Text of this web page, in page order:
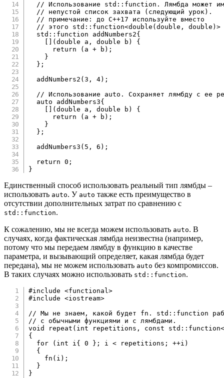
// Использование std::function. Лямбда может
// непустой список захвата (следующий урок).
// примечание: до C++17 используйте вместо
// этого std::function<double(double, double)>
  std
:: function addNumbers2{
(double a , double b )
{
return
( a + b ) ;
}
} ;
addNumbers2 (3 , 4) ;
// Использование auto. Сохраняет лямбду с ее
auto addNumbers3{
(double a , double b )
{
return
( a + b ) ;
}
} ;
addNumbers3 ( 5 , 6 ) ;
return
0 ;
}
Единственный способ использовать реальный тип лямбды –
использовать auto. У auto также есть преимущество в
отсутствии дополнительных затрат по сравнению с
std::function.
К сожалению, мы не всегда можем использовать auto. В
случаях, когда фактическая лямбда неизвестна (например,
потому что мы передаем лямбду в функцию в качестве
параметра, и вызывающий определяет, какая лямбда будет
передана), мы не можем использовать auto без компромиссов.
В таких случаях можно использовать std::function.
#include
<functional>
#include
<iostream>
// Мы не знаем, какой будет fn. std::function
// с обычными функциями и с лямбдами.
void
repeat ( int repetitions , const std :: function
{
for
( int i{ 0 } ; i < repetitions ; ++i )
{
fn ( i ) ;
}
}